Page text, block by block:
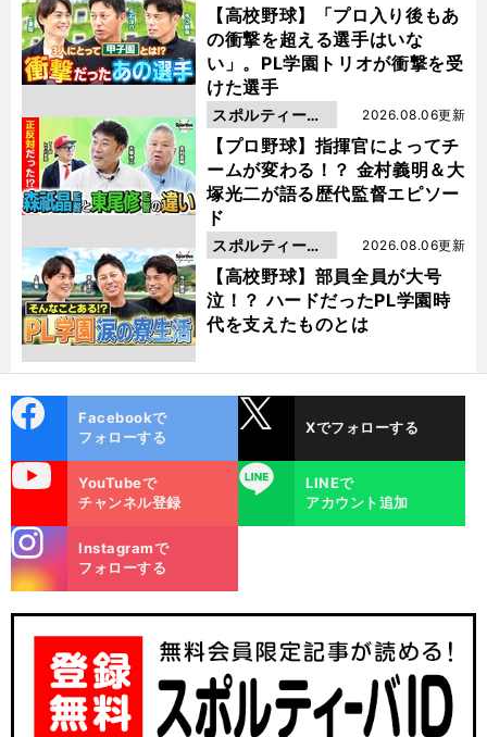
【高校野球】「プロ入り後もあ
の衝撃を超える選手はいな
い」。PL学園トリオが衝撃を受
けた選手
動画
【プロ野球】指揮官によってチ
ームが変わる！？ 金村義明＆大
塚光二が語る歴代監督エピソー
ド
2026.08.06更新
スポルティーバ
動画
【高校野球】部員全員が大号
泣！？ ハードだったPL学園時
代を支えたものとは
2026.08.06更新
スポルティーバ
動画
ok
Facebookで
フォローする
Xでフォローする
YouTubeで
チャンネル登録
LINE
LINEで
アカウント追加
m
Instagramで
フォローする